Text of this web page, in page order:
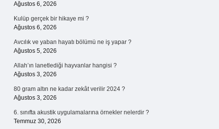
Ağustos 6, 2026
Kulüp gerçek bir hikaye mi ?
Ağustos 6, 2026
Avcılık ve yaban hayatı bölümü ne iş yapar ?
Ağustos 5, 2026
Allah’ın lanetlediği hayvanlar hangisi ?
Ağustos 3, 2026
80 gram altın ne kadar zekât verilir 2024 ?
Ağustos 3, 2026
6. sınıfta akustik uygulamalarına örnekler nelerdir ?
Temmuz 30, 2026